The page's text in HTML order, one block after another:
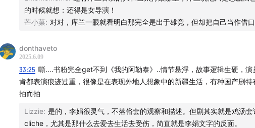
剪辑：阿鲸
音乐：wb@陈知游园惊梦
【关于 快乐亚军】
感谢快乐冠军们的收听，欢迎大家关注我们节目的官方微博@快乐亚军
；也可以添加小助手平章的wx：yiqimoyu8，进群找我们玩耍；商务
我们最大的鼓励，真诚鞠躬。
的时候就想：还得是女导演！
芒小菓: 对对，库兰一眼就看明白那完全是出于雄竞，但却把自己当作借口
donthaveto
2025.6.09
33:25 嘶….书粉完全get不到《我的阿勒泰》..情节悬浮，故事逻辑生硬，演
肯都表演痕迹过重，很像是在表现外地人想象中的新疆生活，有种国产剧特
拍而拍
Lizzie: 是的，李娟很灵气，不落俗套的观察和描述。但剧其实就是鸡汤套
cliche，尤其是那什么去爱去生活去受伤，简直就是李娟文字的反面。